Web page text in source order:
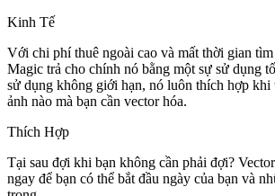
Kinh Tế
Với chi phí thuê ngoài cao và mất thời gian
Magic trả cho chính nó bằng một sự sử dụng
sử dụng không giới hạn, nó luôn thích hợp khi
ảnh nào mà bạn cần vector hóa.
Thích Hợp
Tại sau đợi khi bạn không cần phải đợi?
ngay để bạn có thể bắt đầu ngày của bạn và